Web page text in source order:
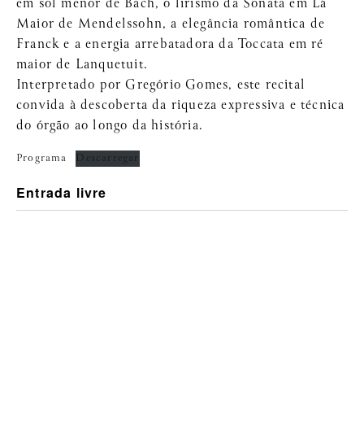
Maior de Mendelssohn, a elegância romântica de
Franck e a energia arrebatadora da Toccata em ré
maior de Lanquetuit.
Interpretado por Gregório Gomes, este recital
convida à descoberta da riqueza expressiva e técnica
do órgão ao longo da história.
Programa Descarregar
Entrada livre